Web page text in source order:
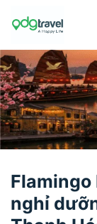
Flamingo
nghỉ